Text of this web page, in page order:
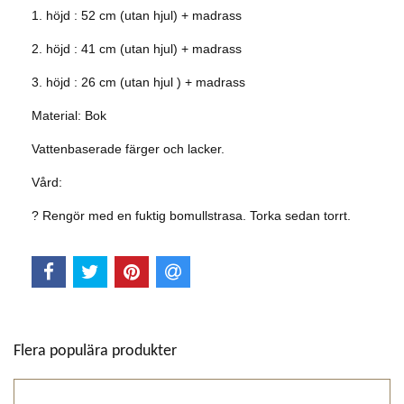
1. höjd : 52 cm (utan hjul) + madrass
2. höjd : 41 cm (utan hjul) + madrass
3. höjd : 26 cm (utan hjul ) + madrass
Material: Bok
Vattenbaserade färger och lacker.
Vård:
? Rengör med en fuktig bomullstrasa. Torka sedan torrt.
Flera populära produkter